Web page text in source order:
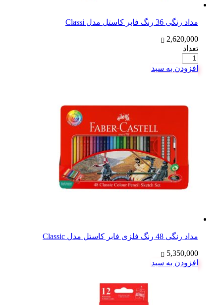
مداد رنگی 36 رنگ فابر کاستل مدل Classi
2,620,000
تعداد
افزودن به سبد
مداد رنگی 48 رنگ فلزی فابر کاستل مدل Classic
5,350,000
افزودن به سبد